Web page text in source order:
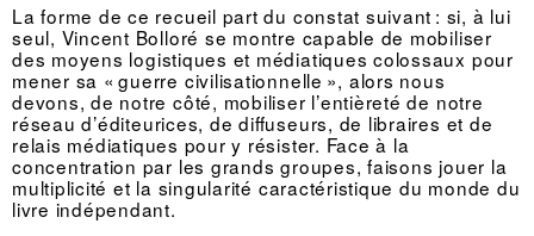
La forme de ce recueil part du constat suivant : si, à lui
seul, Vincent Bolloré se montre capable de mobiliser
des moyens logistiques et médiatiques colossaux pour
mener sa « guerre civilisationnelle », alors nous
devons, de notre côté, mobiliser l’entièreté de notre
réseau d’éditeurices, de diffuseurs, de libraires et de
relais médiatiques pour y résister. Face à la
concentration par les grands groupes, faisons jouer la
multiplicité et la singularité caractéristique du monde du
livre indépendant.